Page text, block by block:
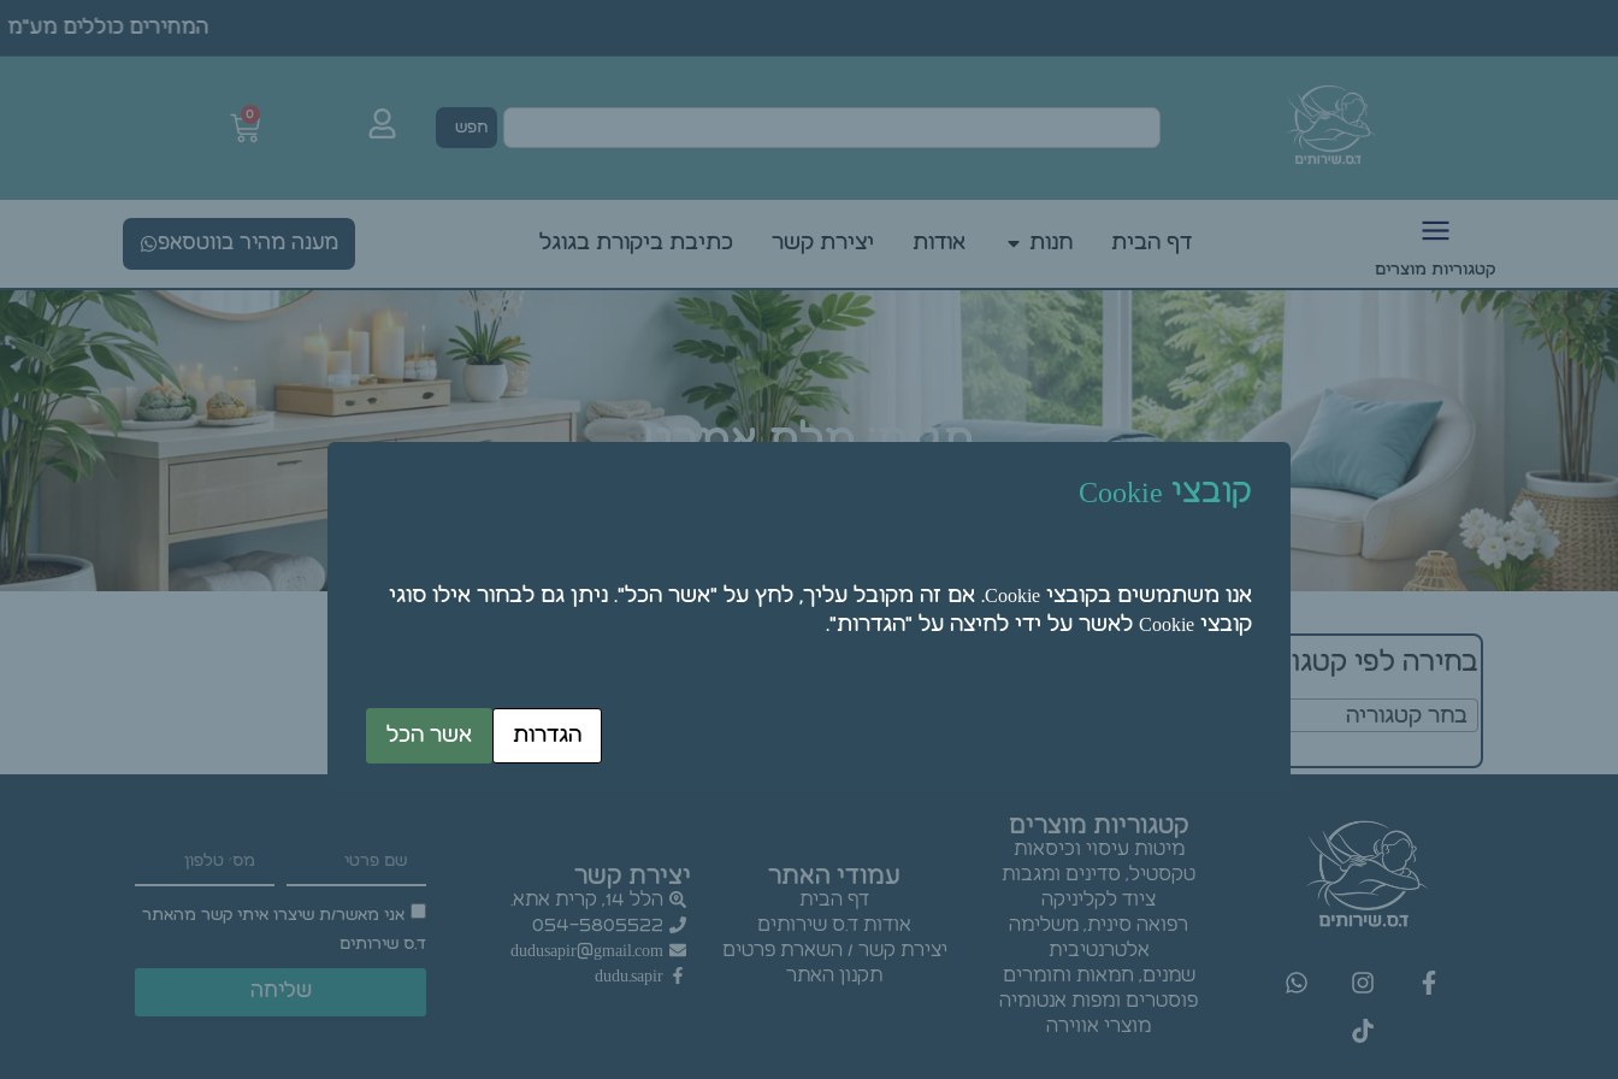
המחירים כוללים מע"מ
חפש
0
מענה מהיר בווטסאפ
קטגוריות מוצרים
דף הבית חנות אודות יצירת קשר כתיבת ביקורת בגוגל
תגית: מלח אמבט
בחירה לפי קטגוריה
בחר קטגוריה
נראה שלא הצלחנו למצוא את מה שחיפשת.
קטגוריות מוצרים
מיטות עיסוי וכיסאות
טקסטיל, סדינים ומגבות
ציוד לקליניקה
רפואה סינית, משלימה
אלטרנטיבית
שמנים, חמאות וחומרים
פוסטרים ומפות אנטומיה
מוצרי אווירה
עמודי האתר
דף הבית
אודות ד.ס שירותים
יצירת קשר / השארת פרטים
תקנון האתר
יצירת קשר
הלל 14, קרית אתא.
054-5805522
dudusapir@gmail.com
dudu.sapir
אני מאשר/ת שיצרו איתי קשר מהאתר
ד.ס שירותים
שליחה
קובצי Cookie
אנו משתמשים בקובצי Cookie. אם זה מקובל עליך, לחץ על "אשר הכל". ניתן גם לבחור אילו סוגי
קובצי Cookie לאשר על ידי לחיצה על "הגדרות".
הגדרות אשר הכל